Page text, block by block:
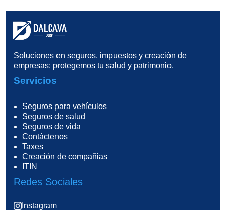
Soluciones en seguros, impuestos y creación de
empresas: protegemos tu salud y patrimonio.
Servicios
Seguros para vehículos
Seguros de salud
Seguros de vida
Contáctenos
Taxes
Creación de compañias
ITIN
Redes Sociales
Instagram